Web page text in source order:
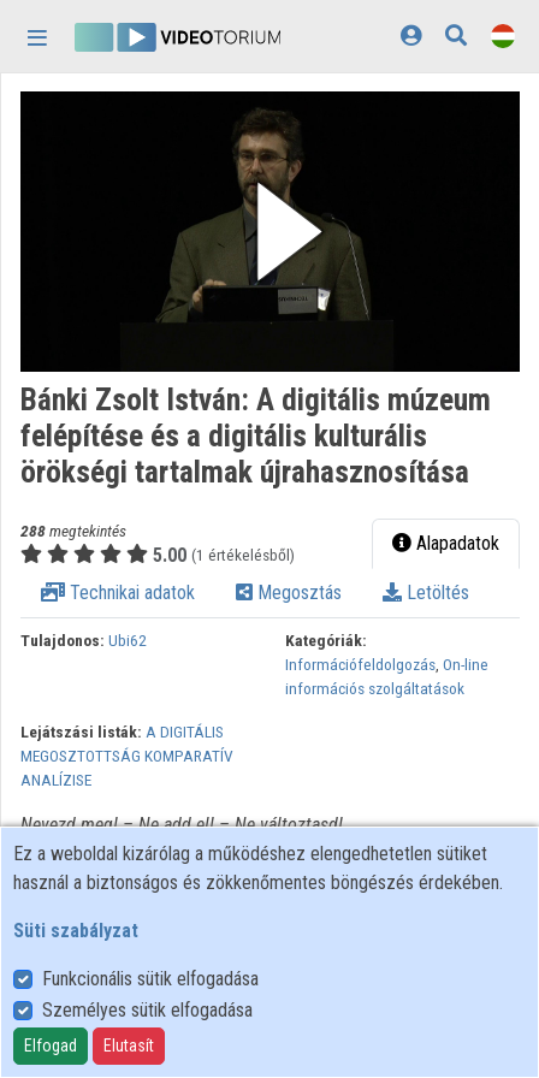
Lejátszási listák
Közreműködők
Megjelenés: világos
Bánki Zsolt István: A digitális múzeum
felépítése és a digitális kulturális
örökségi tartalmak újrahasznosítása
288megtekintés
5.00 (1 értékelésből) Alapadatok
Technikai adatok Megosztás Letöltés
Tulajdonos: Ubi62
Kategóriák:
Információfeldolgozás, On-line
információs szolgáltatások
Lejátszási listák: A DIGITÁLIS
MEGOSZTOTTSÁG KOMPARATÍV
ANALÍZISE
Nevezd meg! – Ne add el! – Ne változtasd!
Felhasználói szabályzat
Adatkezelési tájékoztató
Süti szabályzat
Ez a weboldal kizárólag a működéshez elengedhetetlen sütiket
használ a biztonságos és zökkenőmentes böngészés érdekében.
Süti szabályzat
Funkcionális sütik elfogadása
Személyes sütik elfogadása
Elfogad Elutasít